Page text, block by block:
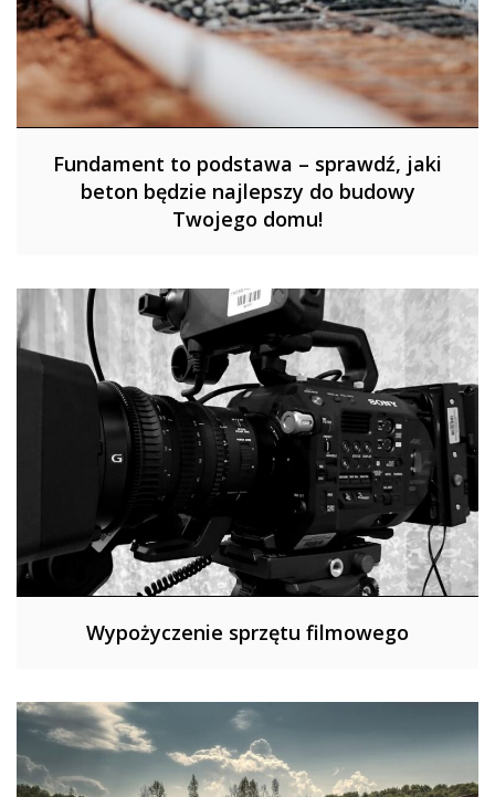
Fundament to podstawa – sprawdź, jaki
beton będzie najlepszy do budowy
Twojego domu!
Wypożyczenie sprzętu filmowego